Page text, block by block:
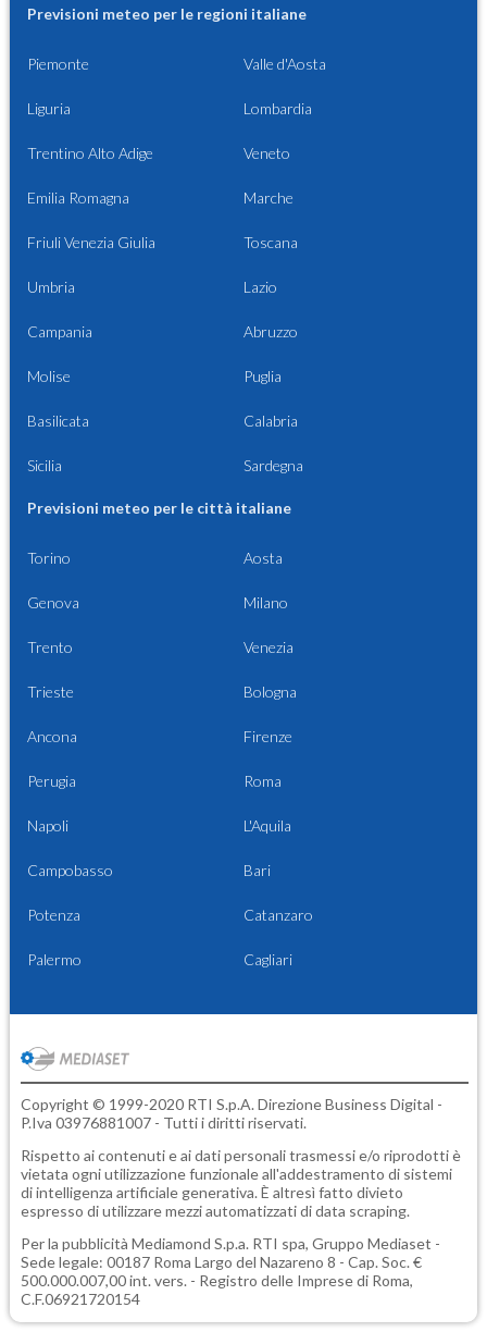
Previsioni meteo per le regioni italiane
Piemonte Valle d'Aosta
Liguria Lombardia
Trentino Alto Adige Veneto
Emilia Romagna Marche
Friuli Venezia Giulia Toscana
Umbria Lazio
Campania Abruzzo
Molise Puglia
Basilicata Calabria
Sicilia Sardegna
Previsioni meteo per le città italiane
Torino Aosta
Genova Milano
Trento Venezia
Trieste Bologna
Ancona Firenze
Perugia Roma
Napoli L'Aquila
Campobasso Bari
Potenza Catanzaro
Palermo Cagliari
Copyright © 1999-2020 RTI S.p.A. Direzione Business Digital -
P.Iva 03976881007 - Tutti i diritti riservati.
Rispetto ai contenuti e ai dati personali trasmessi e/o riprodotti è
vietata ogni utilizzazione funzionale all'addestramento di sistemi
di intelligenza artificiale generativa. È altresì fatto divieto
espresso di utilizzare mezzi automatizzati di data scraping.
Per la pubblicità Mediamond S.p.a. RTI spa, Gruppo Mediaset -
Sede legale: 00187 Roma Largo del Nazareno 8 - Cap. Soc. €
500.000.007,00 int. vers. - Registro delle Imprese di Roma,
C.F.06921720154